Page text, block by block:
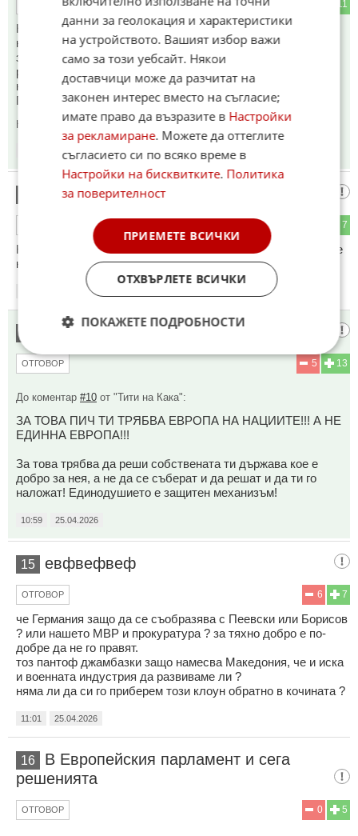
11
ОТГОВОР
На два пъти сърбаме попарата заради германците с две
национални катастрофи - ПСВ с Ньойския договор и
зверски разпокъсана България и ВСВ -
разрушения,репарации и дългове за милиарди и падането
ни под комунистическа идеология и власт.
Познайте какъв ще е третият ни нещастен път!
Коментиран от #30
Никой няма да позволи
7
Никой няма да позволи малка Орбанова България да бъде
кол в колелото на германия
25.04.2026
ДрайвингПлежър
13
5
ОТГОВОР
До коментар #10 от "Тити на Кака":
ЗА ТОВА ПИЧ ТИ ТРЯБВА ЕВРОПА НА НАЦИИТЕ!!! А НЕ
ЕДИННА ЕВРОПА!!!
За това трябва да реши собствената ти държава кое е
добро за нея, а не да се съберат и да решат и да ти го
наложат! Единодушието е защитен механизъм!
10:59 25.04.2026
15 евфвефвеф
7
6
ОТГОВОР
че Германия защо да се съобразява с Пеевски или Борисов
? или нашето МВР и прокуратура ? за тяхно добро е по-
добре да не го правят.
тоз пантоф джамбазки защо намесва Македония, че и иска
и военната индустрия да развиваме ли ?
няма ли да си го приберем този клоун обратно в кочината ?
11:01 25.04.2026
16
В Европейския парламент и сега
решенията
5
0
ОТГОВОР
данни за геолокация и характеристики
на устройството. Вашият избор важи
само за този уебсайт. Някои
доставчици може да разчитат на
законен интерес вместо на съгласие;
имате право да възразите в Настройки
за рекламиране. Можете да оттеглите
съгласието си по всяко време в
Настройки на бисквитките. Политика
за поверителност
ПРИЕМЕТЕ ВСИЧКИ
ОТХВЪРЛЕТЕ ВСИЧКИ
ПОКАЖЕТЕ ПОДРОБНОСТИ